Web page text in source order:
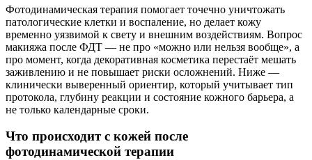
Фотодинамическая терапия помогает точечно уничтожать
патологические клетки и воспаление, но делает кожу
временно уязвимой к свету и внешним воздействиям. Вопрос
макияжа после ФДТ — не про «можно или нельзя вообще», а
про момент, когда декоративная косметика перестаёт мешать
заживлению и не повышает риски осложнений. Ниже —
клинически выверенный ориентир, который учитывает тип
протокола, глубину реакции и состояние кожного барьера, а
не только календарные сроки.
Что происходит с кожей после
фотодинамической терапии